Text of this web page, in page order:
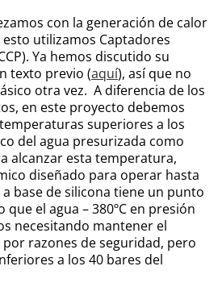
con la generación de calor
utilizamos Captadores
Ya hemos discutido su
texto previo (aquí), así que no
otra vez. A diferencia de los
en este proyecto debemos
superiores a los
del agua presurizada como
alcanzar esta temperatura,
diseñado para operar hasta
a base de silicona tiene un punto
el agua – 380ºC en presión
necesitando mantener el
razones de seguridad, pero
a los 40 bares del